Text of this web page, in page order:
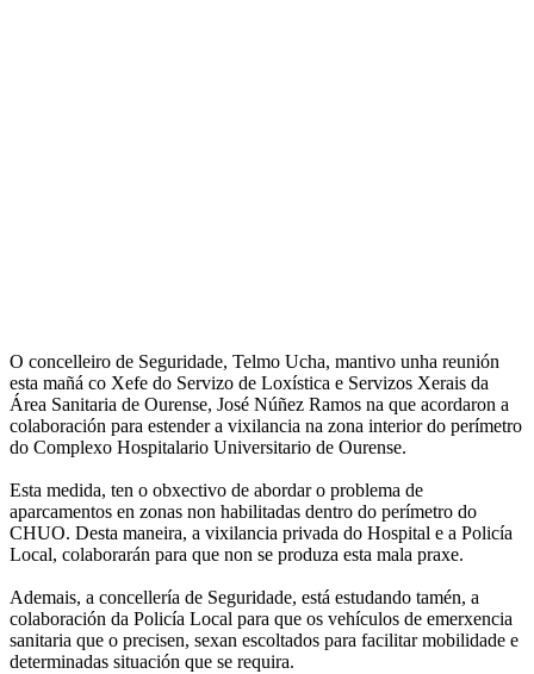
O concelleiro de Seguridade, Telmo Ucha, mantivo unha reunión
esta mañá co Xefe do Servizo de Loxística e Servizos Xerais da
Área Sanitaria de Ourense, José Núñez Ramos na que acordaron a
colaboración para estender a vixilancia na zona interior do perímetro
do Complexo Hospitalario Universitario de Ourense.
Esta medida, ten o obxectivo de abordar o problema de
aparcamentos en zonas non habilitadas dentro do perímetro do
CHUO. Desta maneira, a vixilancia privada do Hospital e a Policía
Local, colaborarán para que non se produza esta mala praxe.
Ademais, a concellería de Seguridade, está estudando tamén, a
colaboración da Policía Local para que os vehículos de emerxencia
sanitaria que o precisen, sexan escoltados para facilitar mobilidade e
determinadas situación que se requira.